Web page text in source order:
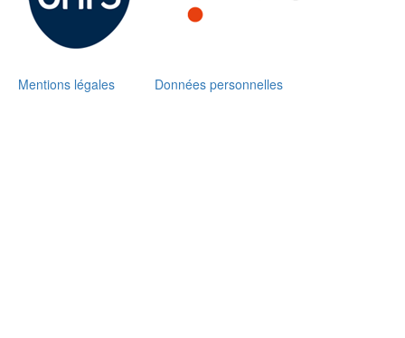
Mentions légales Données personnelles